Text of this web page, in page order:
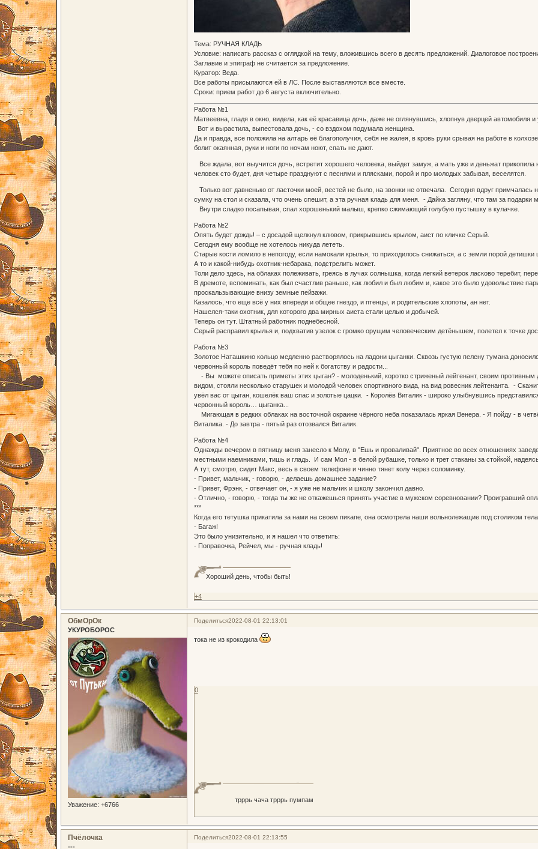
Тема: РУЧНАЯ КЛАДЬ
Условие: написать рассказ с оглядкой на тему, вложившись всего в десять предложений. Диалоговое
Заглавие и эпиграф не считается за предложение.
Куратор: Веда.
Все работы присылаются ей в ЛС. После выставляются все вместе.
Сроки: прием работ до 6 августа включительно.
Работа №1
Матвеевна, гладя в окно, видела, как её красавица дочь, даже не оглянувшись, хлопнув дверцей автомобиля
Вот и вырастила, выпестовала дочь, - со вздохом подумала женщина.
Да и правда, все положила на алтарь её благополучия, себя не жалея, в кровь руки срывая на работе в
болит окаянная, руки и ноги по ночам ноют, спать не дают.
Все ждала, вот выучится дочь, встретит хорошего человека, выйдет замуж, а мать уже и деньжат прикопила
человек сто будет, дня четыре празднуют с песнями и плясками, порой и про молодых забывая, веселятся.
Только вот давненько от ласточки моей, вестей не было, на звонки не отвечала. Сегодня вдруг
сумку на стол и сказала, что очень спешит, а эта ручная кладь для меня. - Дайка загляну, что там за
Внутри сладко посапывая, спал хорошенький малыш, крепко сжимающий голубую пустышку в кулачке.
Работа №2
Опять будет дождь! – с досадой щелкнул клювом, прикрывшись крылом, аист по кличке Серый.
Сегодня ему вообще не хотелось никуда лететь.
Старые кости ломило в непогоду, если намокали крылья, то приходилось снижаться, а с земли порой
А то и какой-нибудь охотник-небарака, подстрелить может.
Толи дело здесь, на облаках полеживать, греясь в лучах солнышка, когда легкий ветерок ласково теребит,
В дремоте, вспоминать, как был счастлив раньше, как любил и был любим и, какое это было удовольствие
проскальзывающие внизу земные пейзажи.
Казалось, что еще всё у них впереди и общее гнездо, и птенцы, и родительские хлопоты, ан нет.
Нашелся-таки охотник, для которого два мирных аиста стали целью и добычей.
Теперь он тут. Штатный работник поднебесной.
Серый расправил крылья и, подхватив узелок с громко орущим человеческим детёнышем, полетел к точке
Работа №3
Золотое Наташкино кольцо медленно растворялось на ладони цыганки. Сквозь густую пелену тумана
червонный король поведёт тебя по ней к богатству и радости...
- Вы можете описать приметы этих цыган? - молоденький, коротко стриженый лейтенант, своим
видом, стояли несколько старушек и молодой человек спортивного вида, на вид ровесник лейтенанта. -
увёл вас от цыган, кошелёк ваш спас и золотые цацки. - Королёв Виталик - широко улыбнувшись
червонный король… цыганка...
Мигающая в редких облаках на восточной окраине чёрного неба показалась яркая Венера. - Я пойду - в
Виталика. - До завтра - пятый раз отозвался Виталик.
Работа №4
Однажды вечером в пятницу меня занесло к Молу, в "Ешь и проваливай". Приятное во всех отношениях
местными наемниками, тишь и гладь. И сам Мол - в белой рубашке, только и трет стаканы за стойкой,
А тут, смотрю, сидит Макс, весь в своем телефоне и чинно тянет колу через соломинку.
- Привет, мальчик, - говорю, - делаешь домашнее задание?
- Привет, Фрэнк, - отвечает он, - я уже не мальчик и школу закончил давно.
- Отлично, - говорю, - тогда ты же не откажешься принять участие в мужском соревновании? Проигравший
***
Когда его тетушка прикатила за нами на своем пикапе, она осмотрела наши вольнолежащие под столиком
- Багаж!
Это было унизительно, и я нашел что ответить:
- Поправочка, Рейчел, мы - ручная кладь!
Хороший день, чтобы быть!
+4
Поделиться2022-08-01 22:13:01
ОбмОрОк
УКУРОБОРОС
Уважение: +6766
тока не из крокодила
трррь чача трррь пумпам
0
Поделиться2022-08-01 22:13:55
Пчёлочка
---